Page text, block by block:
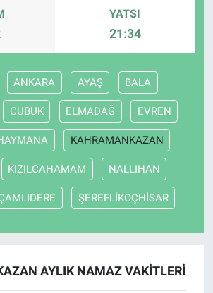
YATSI
21:34
ANKARA AYAŞ BALA
CUBUK ELMADAĞ EVREN
KAHRAMANKAZAN
KIZILCAHAMAM NALLIHAN
ŞEREFLİKOÇHİSAR
AYLIK NAMAZ VAKITLERI